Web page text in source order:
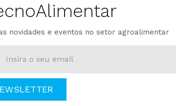
novidades e eventos no setor agroalimentar